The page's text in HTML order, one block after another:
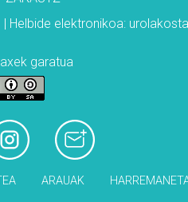
Helbide elektronikoa:
garatua
ARAUAK